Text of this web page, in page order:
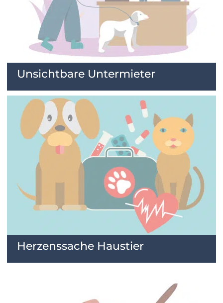
Unsichtbare Untermieter
Herzenssache Haustier